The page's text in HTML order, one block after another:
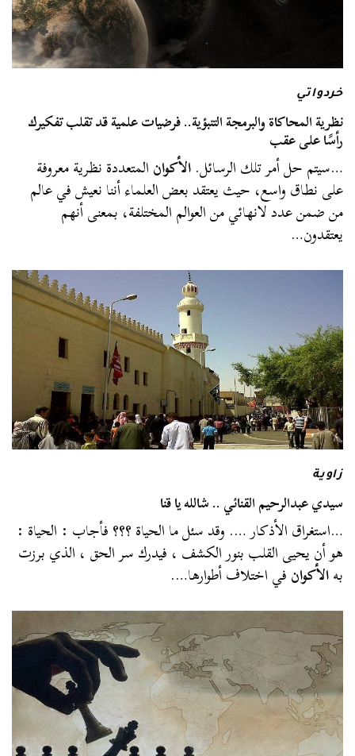
خردواتي
نظرية المحاكاة والبرمجة التنبؤية.. فرضيات علمية قد تقلب تفكيرك
رأسًا على عقب
…سيتم حل أمر تلك الرسائل.الأكوانالمتعددة نظرية معروفة
على نطاق واسع، حيث يعتقد بعض العلماء أننا نعيش في عالم
من ضمن عدد لانهائي من العوالم المختلفة، بمعنى أنهم
يعتقدون…
زاوية
سيدي عبدالرحيم القنائي .. شالله يا قنا
…استغراق الأذكار …. وقد سئل ما الحياة ؟؟؟ فأجاب : الحياة :
هو أن يحيى القلب بنور الكشف ، فيدرك سر الحق ، الذي برزت
بهالأكوانفي اختلاف أطوارها….